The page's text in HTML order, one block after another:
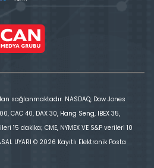
sağlanmaktadır. NASDAQ, Dow Jones
CAC 40, DAX 30, Hang Seng, IBEX 35,
15 dakika; CME, NYMEX VE S&P verileri 10
UYARI © 2026 Kayıtlı Elektronik Posta